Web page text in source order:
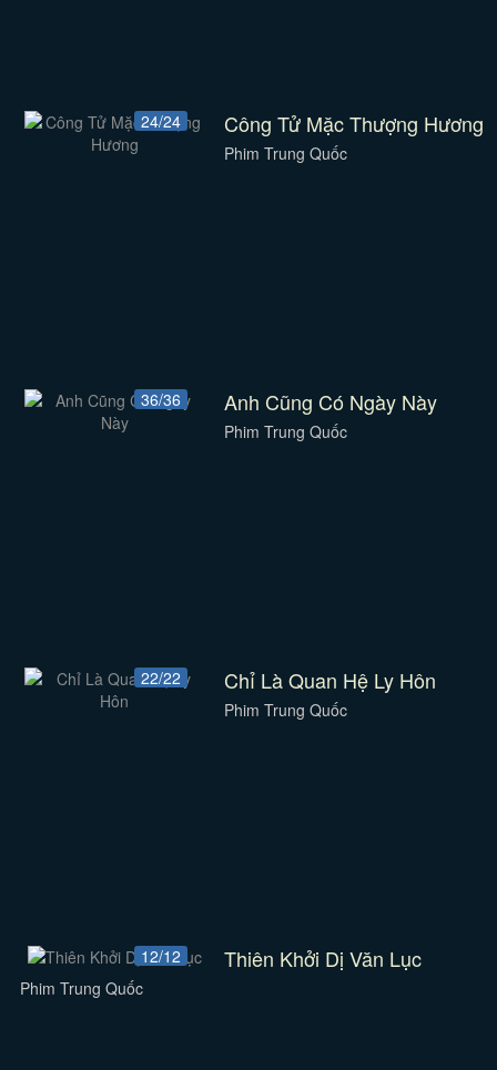
24/24 Công Tử Mặc Thượng Hương
Phim Trung Quốc
36/36 Anh Cũng Có Ngày Này
Phim Trung Quốc
22/22 Chỉ Là Quan Hệ Ly Hôn
Phim Trung Quốc
12/12 Thiên Khởi Dị Văn Lục
Phim Trung Quốc